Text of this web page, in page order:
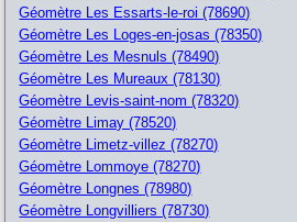
Géomètre Les Essarts-le-roi (78690)
Géomètre Les Loges-en-josas (78350)
Géomètre Les Mesnuls (78490)
Géomètre Les Mureaux (78130)
Géomètre Levis-saint-nom (78320)
Géomètre Limay (78520)
Géomètre Limetz-villez (78270)
Géomètre Lommoye (78270)
Géomètre Longnes (78980)
Géomètre Longvilliers (78730)